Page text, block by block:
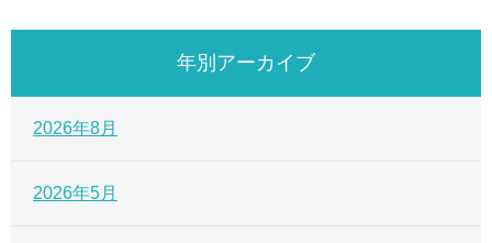
年別アーカイブ
2026年8月
2026年5月